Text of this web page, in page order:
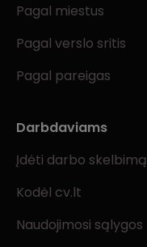
Pagal miestus
Pagal verslo sritis
Pagal pareigas
Darbdaviams
Įdėti darbo skelbimą
Kodėl cv.lt
Naudojimosi sąlygos